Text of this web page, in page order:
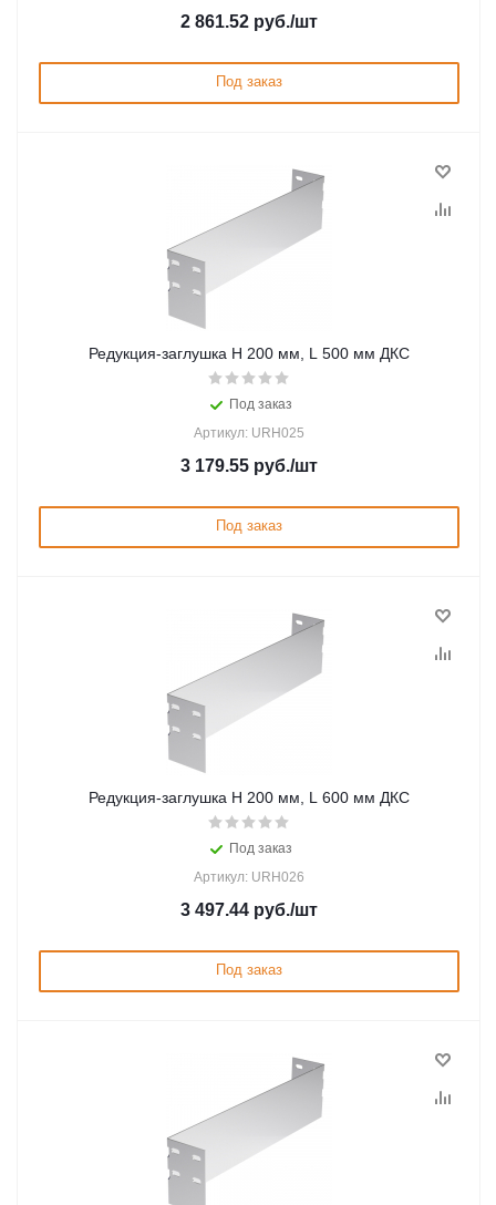
2 861.52 руб./шт
Под заказ
Редукция-заглушка H 200 мм, L 500 мм ДКС
Под заказ
Артикул: URH025
3 179.55 руб./шт
Под заказ
Редукция-заглушка H 200 мм, L 600 мм ДКС
Под заказ
Артикул: URH026
3 497.44 руб./шт
Под заказ